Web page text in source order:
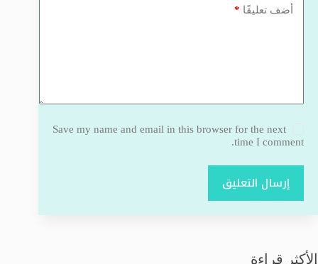
أضف تعليقًا *
Save my name and email in this browser for the next
time I comment.
إرسال التعليق
الأكثر قراءة